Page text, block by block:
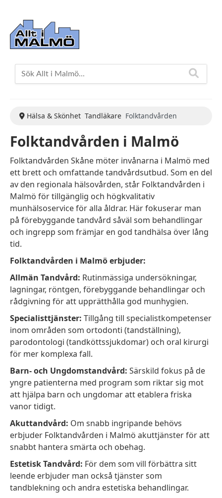
Hälsa & Skönhet Tandläkare Folktandvården
Folktandvården i Malmö
Folktandvården Skåne möter invånarna i Malmö med
ett brett och omfattande tandvårdsutbud. Som en del
av den regionala hälsovården, står Folktandvården i
Malmö för tillgänglig och högkvalitativ
munhälsoservice för alla åldrar. Här fokuserar man
på förebyggande tandvård såväl som behandlingar
och ingrepp som främjar en god tandhälsa över lång
tid.
Folktandvården i Malmö erbjuder:
Allmän Tandvård: Rutinmässiga undersökningar,
lagningar, röntgen, förebyggande behandlingar och
rådgivning för att upprätthålla god munhygien.
Specialisttjänster: Tillgång till specialistkompetenser
inom områden som ortodonti (tandställning),
parodontologi (tandköttssjukdomar) och oral kirurgi
för mer komplexa fall.
Barn- och Ungdomstandvård: Särskild fokus på de
yngre patienterna med program som riktar sig mot
att hjälpa barn och ungdomar att etablera friska
vanor tidigt.
Akuttandvård: Om snabb ingripande behövs
erbjuder Folktandvården i Malmö akuttjänster för att
snabbt hantera smärta och obehag.
Estetisk Tandvård: För dem som vill förbättra sitt
leende erbjuder man också tjänster som
tandblekning och andra estetiska behandlingar.